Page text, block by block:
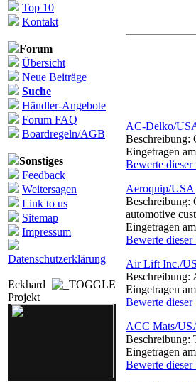
Top 10
Kontakt
Forum
Übersicht
Neue Beiträge
Suche
Händler-Angebote
Forum FAQ
Boardregeln/AGB
Sonstiges
Feedback
Weitersagen
Link to us
Sitemap
Impressum
Datenschutzerklärung
Eckhard
Projekt
AC-Delko/
Beschreibung:
Eingetragen
Bewerte dieser
Aeroquip/USA
Beschreibung:
automotive
Eingetragen
Bewerte dieser
Air Lift Inc./
Beschreibung:
Eingetragen
Bewerte dieser
ACC Mats/
Beschreibung:
Eingetragen
Bewerte dieser